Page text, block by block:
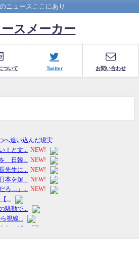
ニュースここにあり
スメーカー
ついて Twitter お問い合わせ